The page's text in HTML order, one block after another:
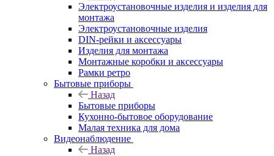
Электроустановочные изделия и изделия для
монтажа
Электроустановочные изделия
DIN-рейки и аксессуары
Изделия для монтажа
Монтажные коробки и аксессуары
Рамки ретро
Бытовые приборы
Назад
Бытовые приборы
Кухонно-бытовое оборудование
Малая техника для дома
Видеонаблюдение
Назад